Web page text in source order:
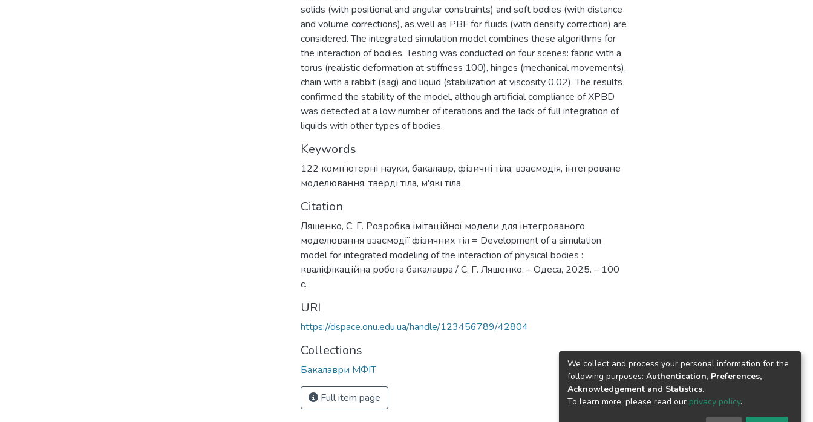
solids (with positional and angular constraints) and soft bodies (with distance
and volume corrections), as well as PBF for fluids (with density correction) are
considered. The integrated simulation model combines these algorithms for
the interaction of bodies. Testing was conducted on four scenes: fabric with a
torus (realistic deformation at stiffness 100), hinges (mechanical movements),
chain with a rabbit (sag) and liquid (stabilization at viscosity 0.02). The results
confirmed the stability of the model, although artificial compliance of XPBD
was detected at a low number of iterations and the lack of full integration of
liquids with other types of bodies.
Keywords
122 комп’ютерні науки, бакалавр, фізичні тіла, взаємодія, інтегроване
моделювання, тверді тіла, м'які тіла
Citation
Ляшенко, С. Г. Розробка імітаційної модели для інтегрованого
моделювання взаємодії фізичних тіл = Development of a simulation
model for integrated modeling of the interaction of physical bodies :
кваліфікаційна робота бакалавра / С. Г. Ляшенко. – Одеса, 2025. – 100
с.
URI
https://dspace.onu.edu.ua/handle/123456789/42804
Collections
Бакалаври МФІТ
Full item page
We collect and process your personal information for the
following purposes: Authentication, Preferences,
Acknowledgement and Statistics.
To learn more, please read our privacy policy.